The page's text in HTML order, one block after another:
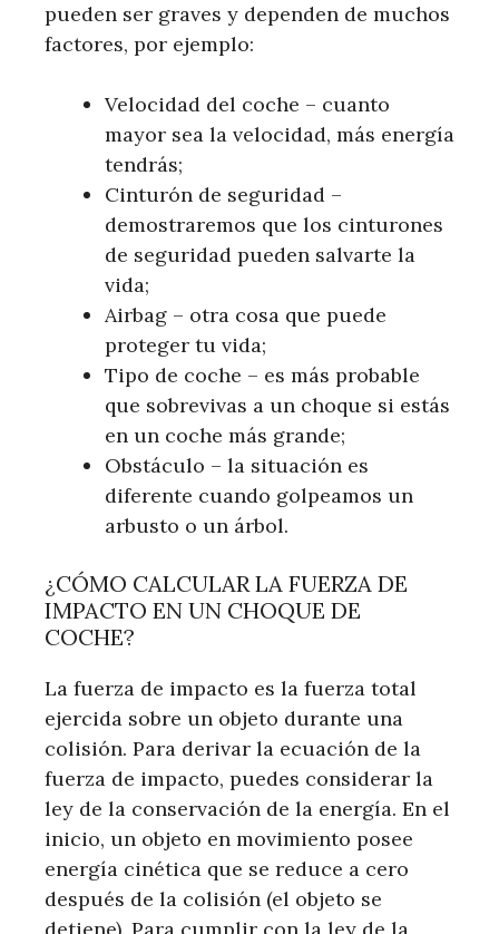
pueden ser graves y dependen de muchos
factores, por ejemplo:
Velocidad del coche – cuanto
mayor sea la velocidad, más energía
tendrás;
Cinturón de seguridad –
demostraremos que los cinturones
de seguridad pueden salvarte la
vida;
Airbag – otra cosa que puede
proteger tu vida;
Tipo de coche – es más probable
que sobrevivas a un choque si estás
en un coche más grande;
Obstáculo – la situación es
diferente cuando golpeamos un
arbusto o un árbol.
¿CÓMO CALCULAR LA FUERZA DE
IMPACTO EN UN CHOQUE DE
COCHE?
La fuerza de impacto es la fuerza total
ejercida sobre un objeto durante una
colisión. Para derivar la ecuación de la
fuerza de impacto, puedes considerar la
ley de la conservación de la energía. En el
inicio, un objeto en movimiento posee
energía cinética que se reduce a cero
después de la colisión (el objeto se